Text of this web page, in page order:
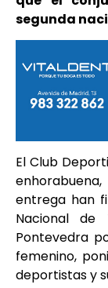
segunda
El Club
entrega han
Nacional
Pontevedra
femenino,
deportistas y